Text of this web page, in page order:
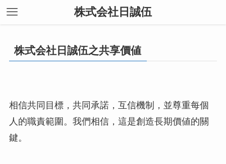
株式会社日誠伍
株式会社日誠伍之共享價値
相信共同目標，共同承諾，互信機制，並尊重每個
人的職責範圍。我們相信，這是創造長期價値的關
鍵。